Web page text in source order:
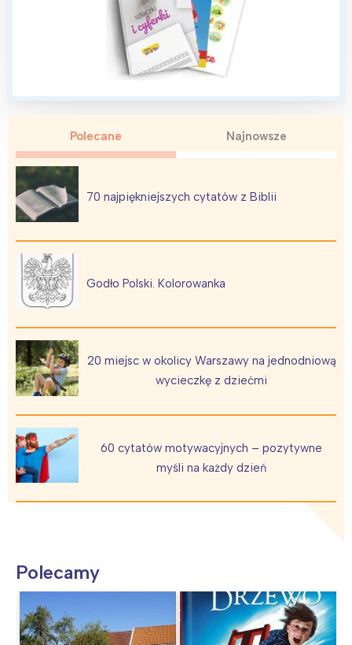
Polecane Najnowsze
70 najpiękniejszych cytatów z Biblii
Godło Polski. Kolorowanka
20 miejsc w okolicy Warszawy na jednodniową
wycieczkę z dziećmi
60 cytatów motywacyjnych – pozytywne
myśli na każdy dzień
Polecamy